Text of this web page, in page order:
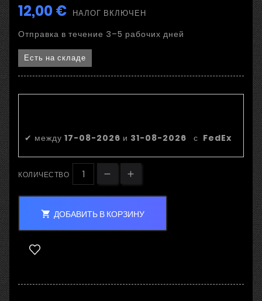
12,00 € НАЛОГ ВКЛЮЧЕН
Отправка в течение 3–5 рабочих дней
Есть на складе
✔ между 17-08-2026 и 31-08-2026 с FedEx
КОЛИЧЕСТВО
 ДОБАВИТЬ В КОРЗИНУ